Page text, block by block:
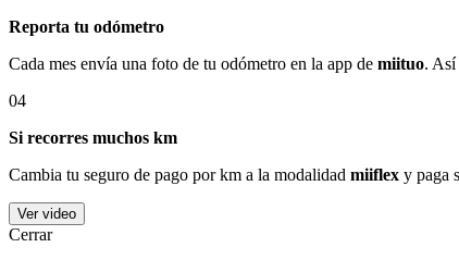
Reporta tu odómetro
Cada mes envía una foto de tu odómetro en la app de miituo. Así
04
Si recorres muchos km
Cambia tu seguro de pago por km a la modalidad miiflex y paga
Ver video
Cerrar